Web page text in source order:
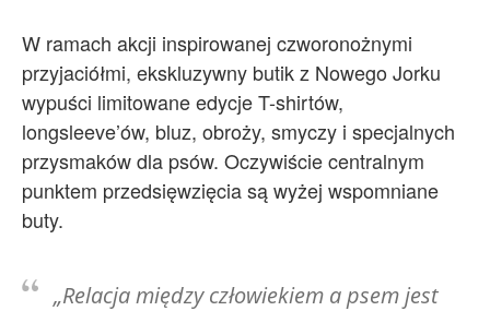
W ramach akcji inspirowanej czworonożnymi
przyjaciółmi, ekskluzywny butik z Nowego Jorku
wypuści limitowane edycje T-shirtów,
longsleeve’ów, bluz, obroży, smyczy i specjalnych
przysmaków dla psów. Oczywiście centralnym
punktem przedsięwzięcia są wyżej wspomniane
buty.
„Relacja między człowiekiem a psem jest